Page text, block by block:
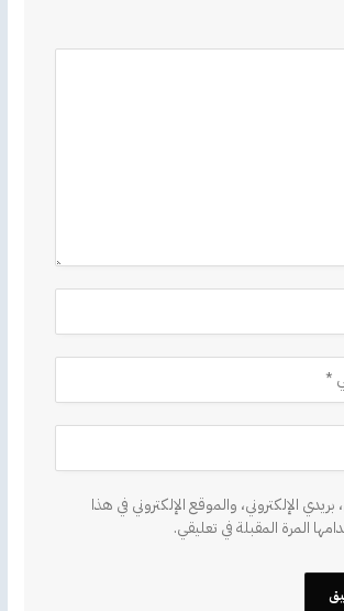
الإلكتروني، والموقع الإلكتروني في هذا
المرة المقبلة في تعليقي.